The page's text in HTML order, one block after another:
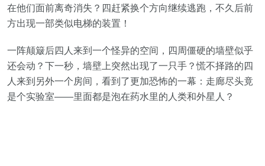
在他们面前离奇消失？四赶紧换个方向继续逃跑，不久后前
方出现一部类似电梯的装置！
一阵颠簸后四人来到一个怪异的空间，四周僵硬的墙壁似乎
还会动？下一秒，墙壁上突然出现了一只手？慌不择路的四
人来到另外一个房间，看到了更加恐怖的一幕：走廊尽头竟
是个实验室——里面都是泡在药水里的人类和外星人？